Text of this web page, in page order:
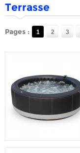
Terrasse
Pages : 1 2 3